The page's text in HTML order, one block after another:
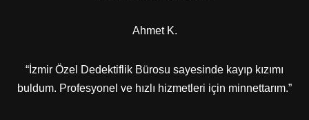
Ahmet K.
“İzmir Özel Dedektiflik Bürosu sayesinde kayıp kızımı
buldum. Profesyonel ve hızlı hizmetleri için minnettarım.”